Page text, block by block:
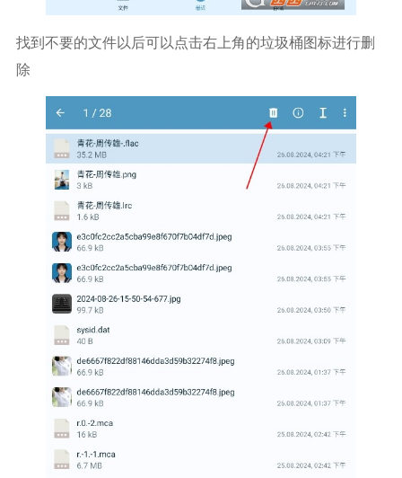
找到不要的文件以后可以点击右上角的垃圾桶图标进行删
除